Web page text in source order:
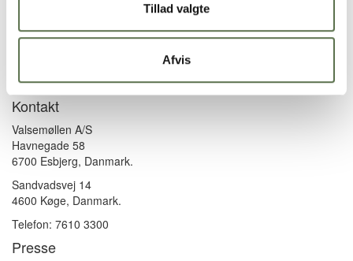
Tillad valgte
Afvis
Pizzabund – grundopskrift
Hjemmelavet pasta med Tipo 00
Kontakt
Valsemøllen A/S
Havnegade 58
6700 Esbjerg, Danmark.
Sandvadsvej 14
4600 Køge, Danmark.
Telefon: 7610 3300
Presse